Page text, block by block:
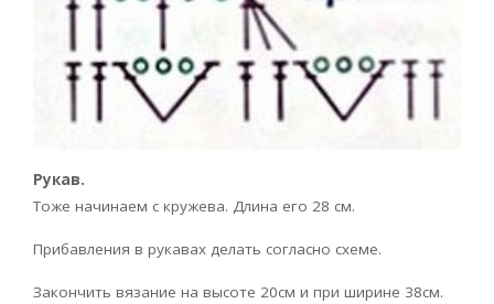
Рукав.
Тоже начинаем с кружева. Длина его 28 см.
Прибавления в рукавах делать согласно схеме.
Закончить вязание на высоте 20см и при ширине 38см.